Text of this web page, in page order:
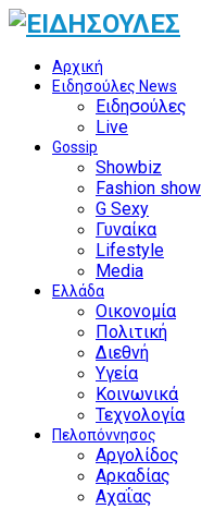
Αρχική
Ειδησούλες News
Ειδησούλες
Live
Gossip
Showbiz
Fashion show
G Sexy
Γυναίκα
Lifestyle
Media
Ελλάδα
Οικονομία
Πολιτική
Διεθνή
Υγεία
Κοινωνικά
Τεχνολογία
Πελοπόννησος
Αργολίδος
Αρκαδίας
Αχαΐας